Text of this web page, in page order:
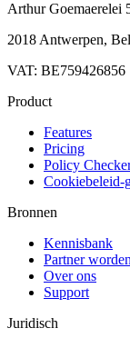
Arthur Goemaerelei
2018 Antwerpen,
VAT: BE759426856
Product
Features
Pricing
Policy
Cookiebeleid-
Bronnen
Kennisbank
Partner worden
Over ons
Support
Juridisch